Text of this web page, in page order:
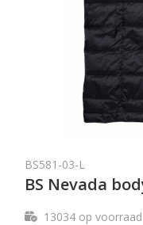
BS581-03-L
BS Nevada
13034op voorraad